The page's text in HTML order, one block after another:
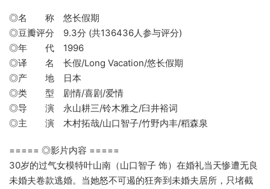
◎名 称 悠长假期
◎豆瓣评分 9.3分 (共136436人参与评分)
◎年 代 1996
◎译 名 长假/Long Vacation/悠长假期
◎产 地 日本
◎类 型 剧情/喜剧/爱情
◎导 演 永山耕三/铃木雅之/臼井裕词
◎主 演 木村拓哉/山口智子/竹野内丰/稻森泉
===== ◎影片内容 =====
30岁的过气女模特叶山南（山口智子 饰）在婚礼当天惨遭无良
未婚夫卷款逃婚。当她怒不可遏的狂奔到未婚夫居所，只堵截